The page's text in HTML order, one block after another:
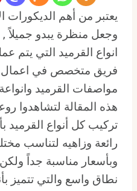
يعتبر من أهم الديكورات
وجعل منظرة يبدو جميلاً
انواع القرميد التي يتم
فريق متخصص في اعمال
مواصفات القرميد
هذه المقالة لتشاهدوا
تركيب كل أنواع القرميد
رائعة وزاهيه لتناسب
وبأسعار مناسبة جداً
نطاق واسع والتي تتميز